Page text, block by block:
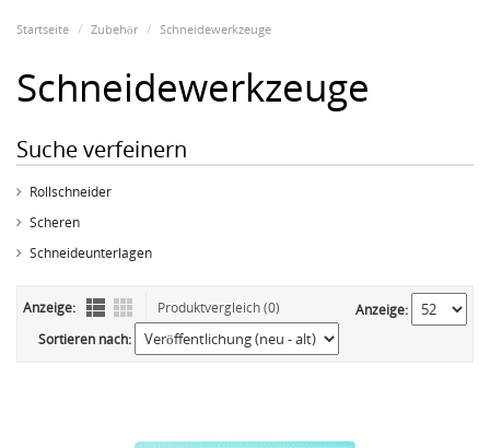
Startseite Zubehör Schneidewerkzeuge
Schneidewerkzeuge
Suche verfeinern
Rollschneider
Scheren
Schneideunterlagen
Anzeige: Produktvergleich (0)
Anzeige:
Sortieren nach: